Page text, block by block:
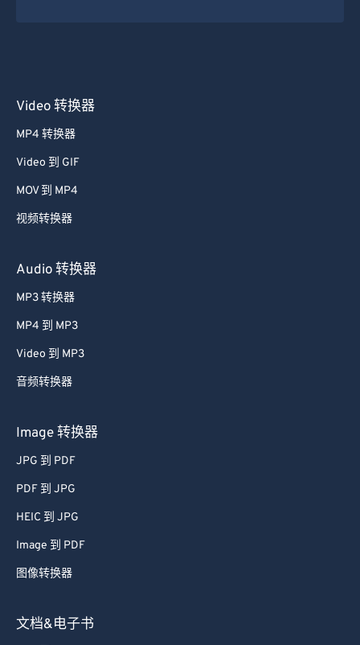
Video 转换器
MP4 转换器
Video 到 GIF
MOV 到 MP4
视频转换器
Audio 转换器
MP3 转换器
MP4 到 MP3
Video 到 MP3
音频转换器
Image 转换器
JPG 到 PDF
PDF 到 JPG
HEIC 到 JPG
Image 到 PDF
图像转换器
文档&电子书